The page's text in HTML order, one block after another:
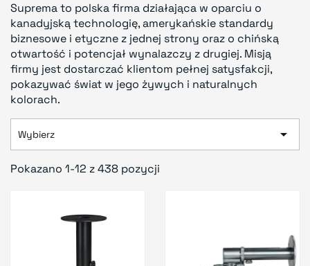
Suprema to polska firma działająca w oparciu o
kanadyjską technologię, amerykańskie standardy
biznesowe i etyczne z jednej strony oraz o chińską
otwartość i potencjał wynalazczy z drugiej. Misją
firmy jest dostarczać klientom pełnej satysfakcji,
pokazywać świat w jego żywych i naturalnych
kolorach.
Wybierz 
Pokazano 1-12 z 438 pozycji